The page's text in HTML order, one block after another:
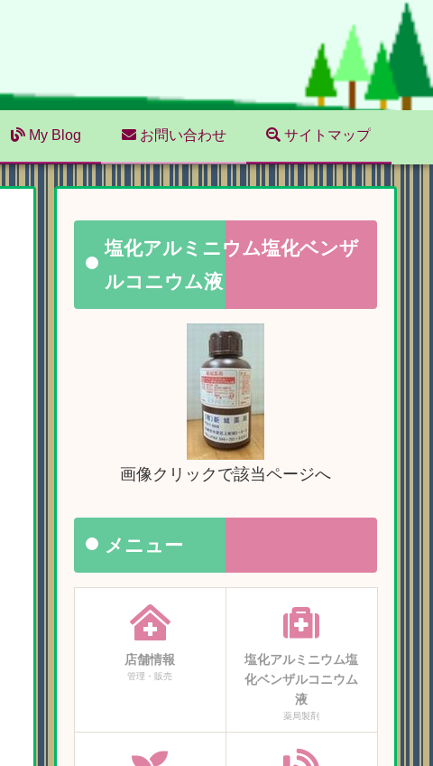
My Blog お問い合わせ サイトマップ
塩化アルミニウム塩化ベンザ
ルコニウム液
画像クリックで該当ページへ
メニュー
店舗情報
管理・販売
塩化アルミニウム塩
化ベンザルコニウム
液
薬局製剤